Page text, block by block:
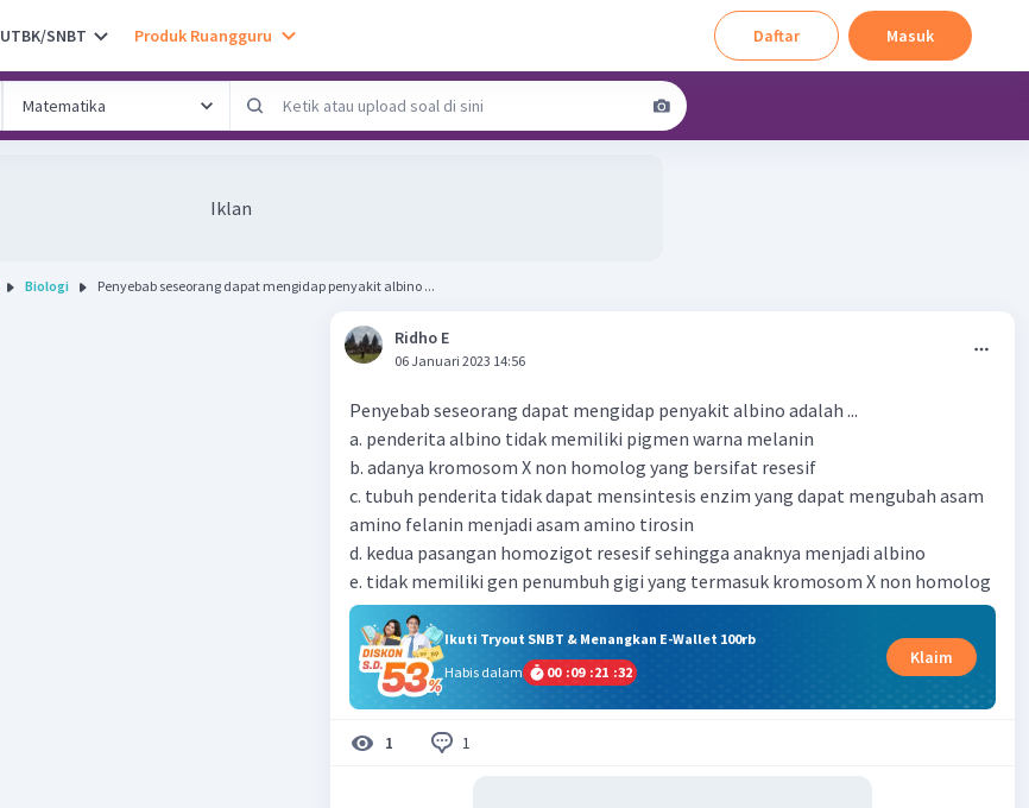
UTBK/SNBT Produk Ruangguru Daftar Masuk
Iklan
Biologi Penyebab seseorang dapat mengidap penyakit albino ...
Ridho E
06 Januari 2023 14:56
Penyebab seseorang dapat mengidap penyakit albino adalah ...
a. penderita albino tidak memiliki pigmen warna melanin
b. adanya kromosom X non homolog yang bersifat resesif
c. tubuh penderita tidak dapat mensintesis enzim yang dapat mengubah asam
amino felanin menjadi asam amino tirosin
d. kedua pasangan homozigot resesif sehingga anaknya menjadi albino
e. tidak memiliki gen penumbuh gigi yang termasuk kromosom X non homolog
Ikuti Tryout SNBT & Menangkan E-Wallet 100rb
Habis dalam
00 :09 :21 :32
Klaim
1 1